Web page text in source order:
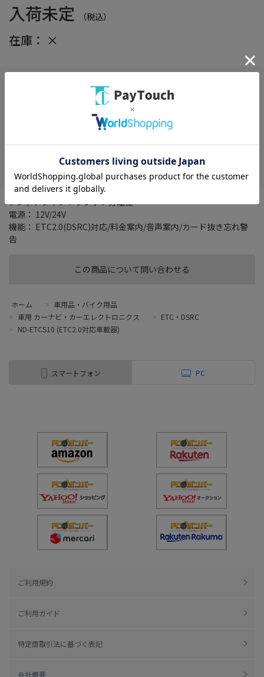
入荷未定 （税込）
在庫： ×
この商品について問い合わせる
※商品の箱をエアクッションで保護し損傷を防ぎます。
アンテナタイプ： アンテナ分離型
電源： 12V/24V
機能： ETC2.0(DSRC)対応/料金案内/音声案内/カード抜き忘れ警
告
ホーム > 車用品・バイク用品
> 車用 カーナビ・カーエレクトロニクス > ETC・DSRC
> ND-ETCS10 (ETC2.0対応車載器)
スマートフォン PC
ご利用規約
ご利用ガイド
特定商取引法に基づく表記
会社概要